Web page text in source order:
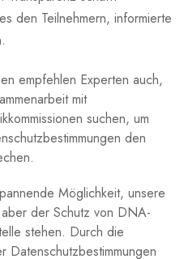
den Teilnehmern, informierte
empfehlen Experten auch,
mit
suchen, um
den
Möglichkeit, unsere
der Schutz von DNA-
stehen. Durch die
Datenschutzbestimmungen